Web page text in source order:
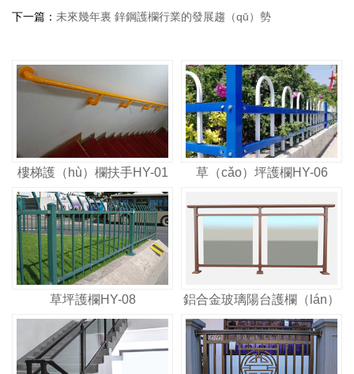
下一篇： 未來幾年裏 鋅鋼護欄行業的發展趨（qū）勢
樓梯護（hù）欄扶手HY-01 草（cǎo）坪護欄HY-06
草坪護欄HY-08 鋁合金玻璃陽台護欄（lán）